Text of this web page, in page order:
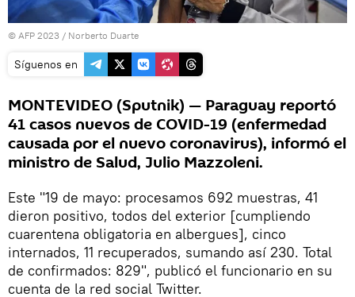
© AFP 2023 / Norberto Duarte
Síguenos en
MONTEVIDEO (Sputnik) — Paraguay reportó
41 casos nuevos de COVID-19 (enfermedad
causada por el nuevo coronavirus), informó el
ministro de Salud, Julio Mazzoleni.
Este "19 de mayo: procesamos 692 muestras, 41
dieron positivo, todos del exterior [cumpliendo
cuarentena obligatoria en albergues], cinco
internados, 11 recuperados, sumando así 230. Total
de confirmados: 829", publicó el funcionario en su
cuenta de la red social Twitter.